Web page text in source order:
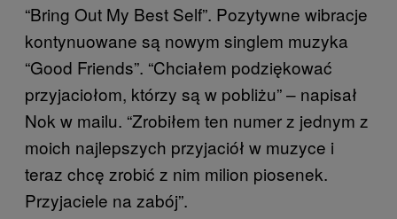
“Bring Out My Best Self”. Pozytywne wibracje
kontynuowane są nowym singlem muzyka
“Good Friends”. “Chciałem podziękować
przyjaciołom, którzy są w pobliżu” – napisał
Nok w mailu. “Zrobiłem ten numer z jednym z
moich najlepszych przyjaciół w muzyce i
teraz chcę zrobić z nim milion piosenek.
Przyjaciele na zabój”.